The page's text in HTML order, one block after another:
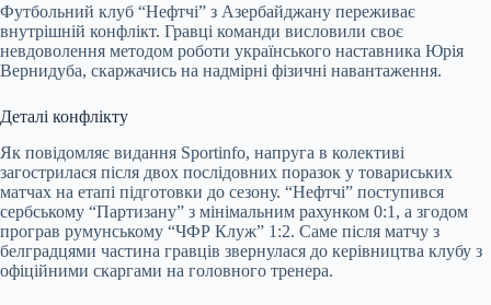
Футбольний клуб “Нефтчі” з Азербайджану переживає
внутрішній конфлікт. Гравці команди висловили своє
невдоволення методом роботи українського наставника Юрія
Вернидуба, скаржачись на надмірні фізичні навантаження.
Деталі конфлікту
Як повідомляє видання Sportinfo, напруга в колективі
загострилася після двох послідовних поразок у товариських
матчах на етапі підготовки до сезону. “Нефтчі” поступився
сербському “Партизану” з мінімальним рахунком 0:1, а згодом
програв румунському “ЧФР Клуж” 1:2. Саме після матчу з
белградцями частина гравців звернулася до керівництва клубу з
офіційними скаргами на головного тренера.